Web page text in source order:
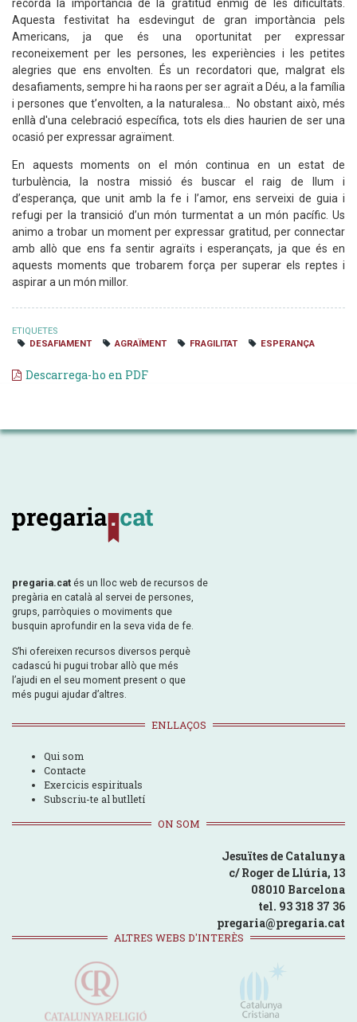
recorda la importància de la gratitud enmig de les dificultats.
Aquesta festivitat ha esdevingut de gran importància pels
Americans, ja que és una oportunitat per expressar
reconeixement per les persones, les experiències i les petites
alegries que ens envolten. És un recordatori que, malgrat els
desafiaments, sempre hi ha raons per ser agraït a Déu, a la família
i persones que t’envolten, a la naturalesa… No obstant això, més
enllà d'una celebració específica, tots els dies haurien de ser una
ocasió per expressar agraïment.
En aquests moments on el món continua en un estat de
turbulència, la nostra missió és buscar el raig de llum i
d’esperança, que unit amb la fe i l’amor, ens serveixi de guia i
refugi per la transició d’un món turmentat a un món pacífic. Us
animo a trobar un moment per expressar gratitud, per connectar
amb allò que ens fa sentir agraïts i esperançats, ja que és en
aquests moments que trobarem força per superar els reptes i
aspirar a un món millor.
ETIQUETES
DESAFIAMENT
AGRAÏMENT FRAGILITAT ESPERANÇA
Descarrega-ho en PDF
pregaria.cat és un lloc web de recursos de
pregària en català al servei de persones,
grups, parròquies o moviments que
busquin aprofundir en la seva vida de fe.
S’hi ofereixen recursos diversos perquè
cadascú hi pugui trobar allò que més
l’ajudi en el seu moment present o que
més pugui ajudar d’altres.
ENLLAÇOS
Qui som
Contacte
Exercicis espirituals
Subscriu-te al butlletí
ON SOM
Jesuïtes de Catalunya
c/ Roger de Llúria, 13
08010 Barcelona
tel. 93 318 37 36
pregaria@pregaria.cat
ALTRES WEBS D'INTERÈS